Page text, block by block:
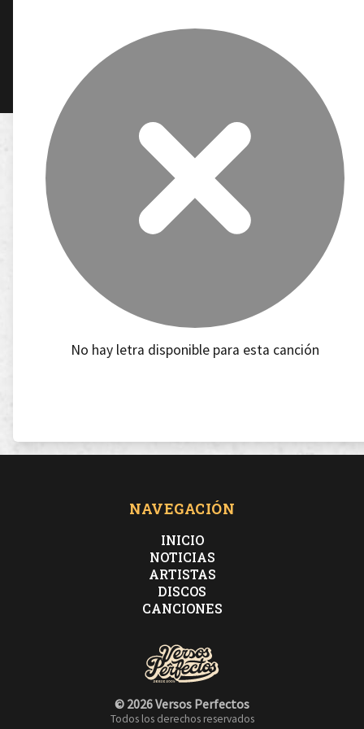
No hay letra disponible para esta canción
NAVEGACIÓN
INICIO
NOTICIAS
ARTISTAS
DISCOS
CANCIONES
© 2026 Versos Perfectos
Todos los derechos reservados